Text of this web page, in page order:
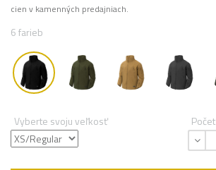
cien v kamenných predajniach.
6 farieb
Vyberte svoju veľkosť Počet